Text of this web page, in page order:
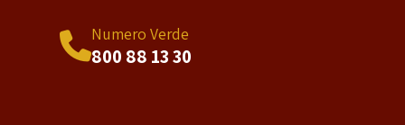
Numero Verde
800 88 13 30